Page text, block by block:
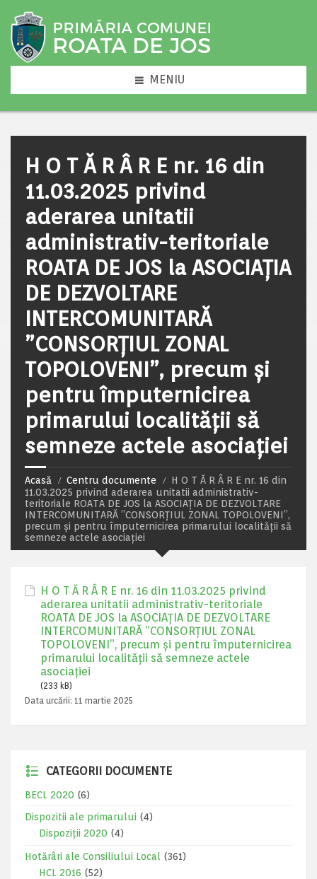
MENIU
H O T Ă R Â R E nr. 16 din
11.03.2025 privind
aderarea unitatii
administrativ-teritoriale
ROATA DE JOS la ASOCIAȚIA
DE DEZVOLTARE
INTERCOMUNITARĂ
”CONSORȚIUL ZONAL
TOPOLOVENI”, precum și
pentru împuternicirea
primarului localității să
semneze actele asociației
Acasă Centru documente
H O T Ă R Â R E nr. 16 din
11.03.2025 privind aderarea unitatii administrativ-
teritoriale ROATA DE JOS la ASOCIAȚIA DE DEZVOLTARE
INTERCOMUNITARĂ ”CONSORȚIUL ZONAL TOPOLOVENI”,
precum și pentru împuternicirea primarului localității să
semneze actele asociației
H O T Ă R Â R E nr. 16 din 11.03.2025 privind
aderarea unitatii administrativ-teritoriale
ROATA DE JOS la ASOCIAȚIA DE DEZVOLTARE
INTERCOMUNITARĂ ”CONSORȚIUL ZONAL
TOPOLOVENI”, precum și pentru împuternicirea
primarului localității să semneze actele
asociației
(233 kB)
Data urcării: 11 martie 2025
CATEGORII DOCUMENTE
BECL 2020 (6)
Dispozitii ale primarului (4)
Dispoziții 2020 (4)
Hotărâri ale Consiliului Local
(361)
HCL 2016 (52)